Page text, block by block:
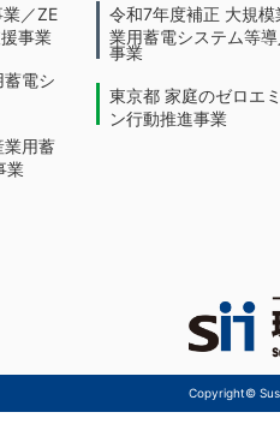
／ZE
事業
電シ
業用蓄
業
令和7年度補正 大規模
業用蓄電システム等
事業
東京都 家庭のゼロエ
ン行動推進事業
Copyright©